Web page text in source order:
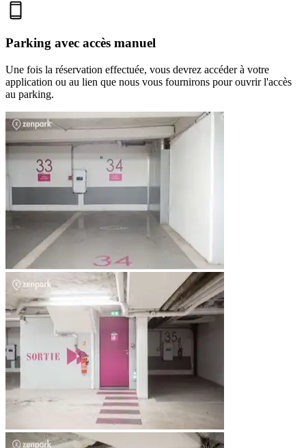
Parking avec accès manuel
Une fois la réservation effectuée, vous devrez accéder à votre
application ou au lien que nous vous fournirons pour ouvrir l'accès
au parking.